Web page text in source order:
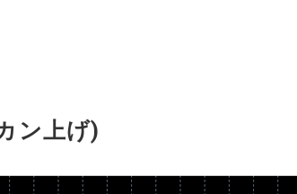
ン上げ)